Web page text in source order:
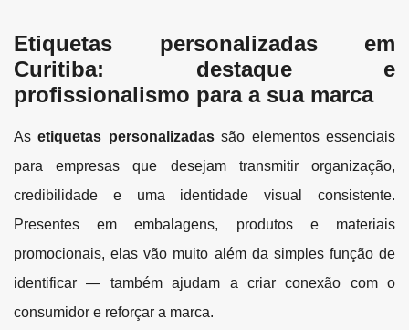
Etiquetas personalizadas em
Curitiba: destaque e
profissionalismo para a sua marca
Asetiquetas personalizadassão elementos essenciais
para empresas que desejam transmitir organização,
credibilidade e uma identidade visual consistente.
Presentes em embalagens, produtos e materiais
promocionais, elas vão muito além da simples função de
identificar — também ajudam a criar conexão com o
consumidor e reforçar a marca.